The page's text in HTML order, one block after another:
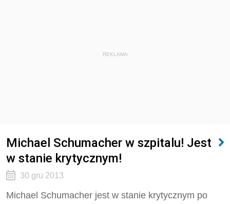
REKLAMA
Michael Schumacher w szpitalu! Jest
w stanie krytycznym!
30 gru 2013
Michael Schumacher jest w stanie krytycznym po